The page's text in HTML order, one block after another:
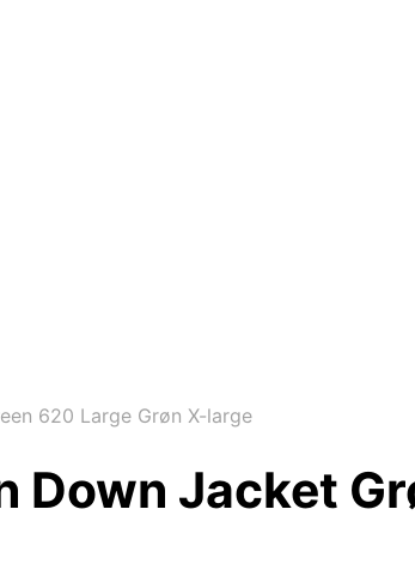
620 Large Grøn X-large
Down Jacket